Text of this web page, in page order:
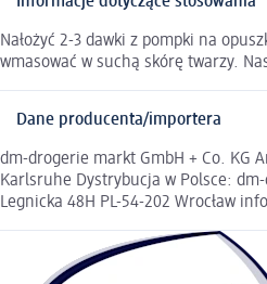
Nałożyć 2-3 dawki z pompki na
wmasować w suchą skórę twarzy.
Dane producenta/importera
dm-drogerie markt GmbH + Co. KG
Karlsruhe Dystrybucja w Polsce:
Legnicka 48H PL-54-202 Wrocław